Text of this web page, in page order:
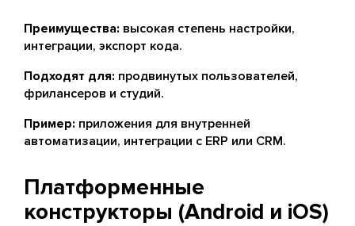
Преимущества: высокая степень настройки,
интеграции, экспорт кода.
Подходят для: продвинутых пользователей,
фрилансеров и студий.
Пример: приложения для внутренней
автоматизации, интеграции с ERP или CRM.
Платформенные
конструкторы (Android и iOS)